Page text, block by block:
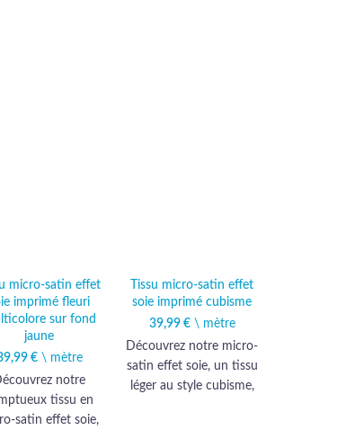
micro-satin effet
imprimé fleuri
sur fond
jaune
€\ mètre
notre
tissu en
satin effet soie,
Tissu micro-satin effet
soie imprimé cubisme
39,99 €\ mètre
Découvrez notre micro-
satin effet soie, un tissu
léger au style cubisme,